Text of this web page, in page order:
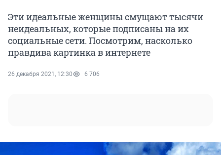
Эти идеальные женщины смущают тысячи
неидеальных, которые подписаны на их
социальные сети. Посмотрим, насколько
правдива картинка в интернете
26 декабря 2021, 12:30 6 706